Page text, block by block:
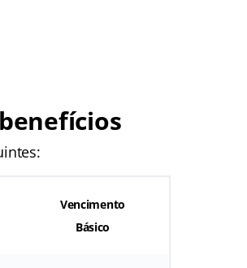
Vencimento
Básico